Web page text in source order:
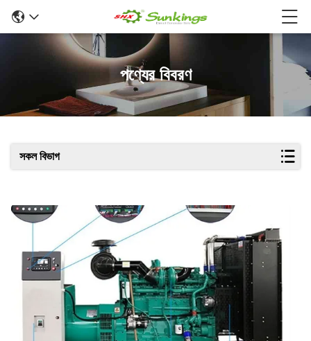
পণ্যের বিবরণ
সকল বিভাগ